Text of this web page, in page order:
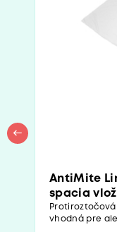
AntiMite
spacia
vhodná pre